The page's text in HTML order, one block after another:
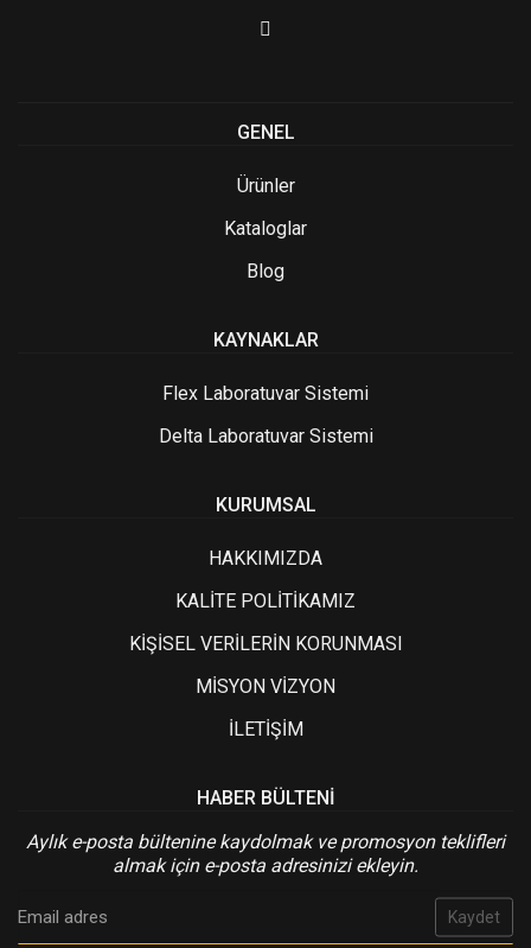
GENEL
Ürünler
Kataloglar
Blog
KAYNAKLAR
Flex Laboratuvar Sistemi
Delta Laboratuvar Sistemi
KURUMSAL
HAKKIMIZDA
KALİTE POLİTİKAMIZ
KİŞİSEL VERİLERİN KORUNMASI
MİSYON VİZYON
İLETİŞİM
HABER BÜLTENI
Aylık e-posta bültenine kaydolmak ve promosyon teklifleri
almak için e-posta adresinizi ekleyin.
Kaydet